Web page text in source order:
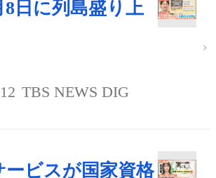
8日に列島盛り上
TBS NEWS DIG
ービスが国家資格